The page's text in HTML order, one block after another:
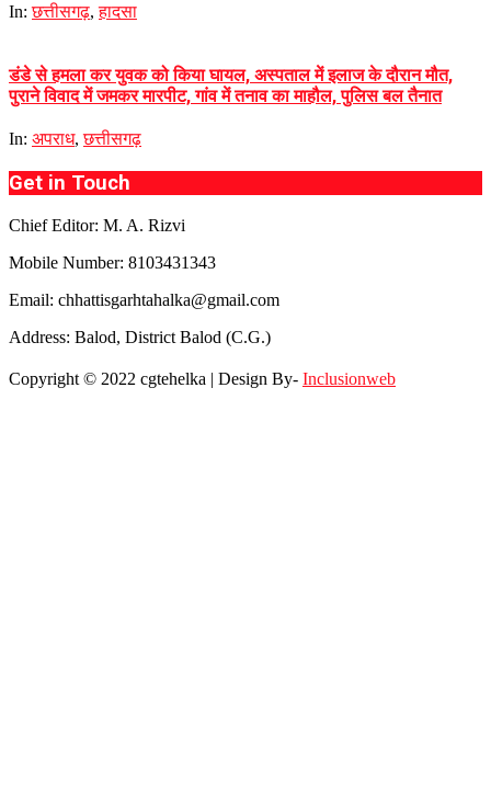
In: छत्तीसगढ़,हादसा
डंडे से हमला कर युवक को किया घायल, अस्पताल में इलाज के दौरान मौत,
पुराने विवाद में जमकर मारपीट, गांव में तनाव का माहौल, पुलिस बल तैनात
In: अपराध,छत्तीसगढ़
Get in Touch
Chief Editor: M. A. Rizvi
Mobile Number: 8103431343
Email: chhattisgarhtahalka@gmail.com
Address: Balod, District Balod (C.G.)
Copyright © 2022 cgtehelka | Design By- Inclusionweb